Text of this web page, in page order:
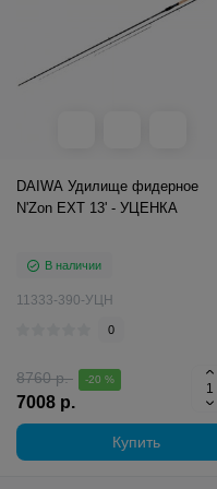
DAIWA Удилище фидерное
N'Zon EXT 13' - УЦЕНКА
В наличии
11333-390-УЦН
0
8760 р. -20 %
7008 р.
Купить